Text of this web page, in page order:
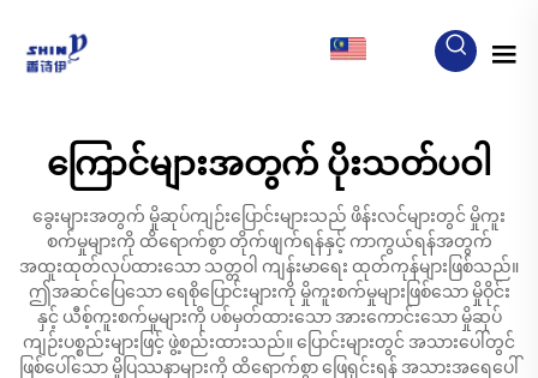
ကြောင်များအတွက် ပိုးသတ်ပဝါ
ခွေးများအတွက် မှိုဆုပ်ကျဉ်းပြောင်းများသည် ဖိန်းလင်များတွင် မှိုကူး
စက်မှုများကို ထိရောက်စွာ တိုက်ဖျက်ရန်နှင့် ကာကွယ်ရန်အတွက်
အထူးထုတ်လုပ်ထားသော သတ္တဝါ ကျန်းမာရေး ထုတ်ကုန်များဖြစ်သည်။
ဤအဆင်ပြေသော ရေစိုပြောင်းများကို မှိုကူးစက်မှုများဖြစ်သော မှိုဝိုင်း
နှင့် ယီစ့်ကူးစက်မှုများကို ပစ်မှတ်ထားသော အားကောင်းသော မှိုဆုပ်
ကျဉ်းပစ္စည်းများဖြင့် ဖွဲ့စည်းထားသည်။ ပြောင်းများတွင် အသားပေါ်တွင်
ဖြစ်ပေါ်သော မှိုပြဿနာများကို ထိရောက်စွာ ဖြေရှင်းရန် အသားအရေပေါ်